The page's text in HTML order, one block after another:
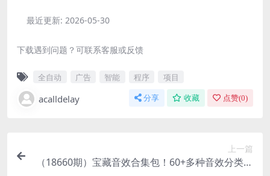
最近更新: 2026-05-30
下载遇到问题？可联系客服或反馈
全自动 广告 智能 程序 项目
acalldelay 分享 收藏 点赞(0)
上一篇
（18660期）宝藏音效合集包！60+多种音效分类，